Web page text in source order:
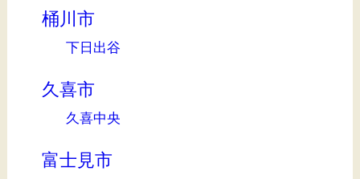
桶川市
下日出谷
久喜市
久喜中央
富士見市